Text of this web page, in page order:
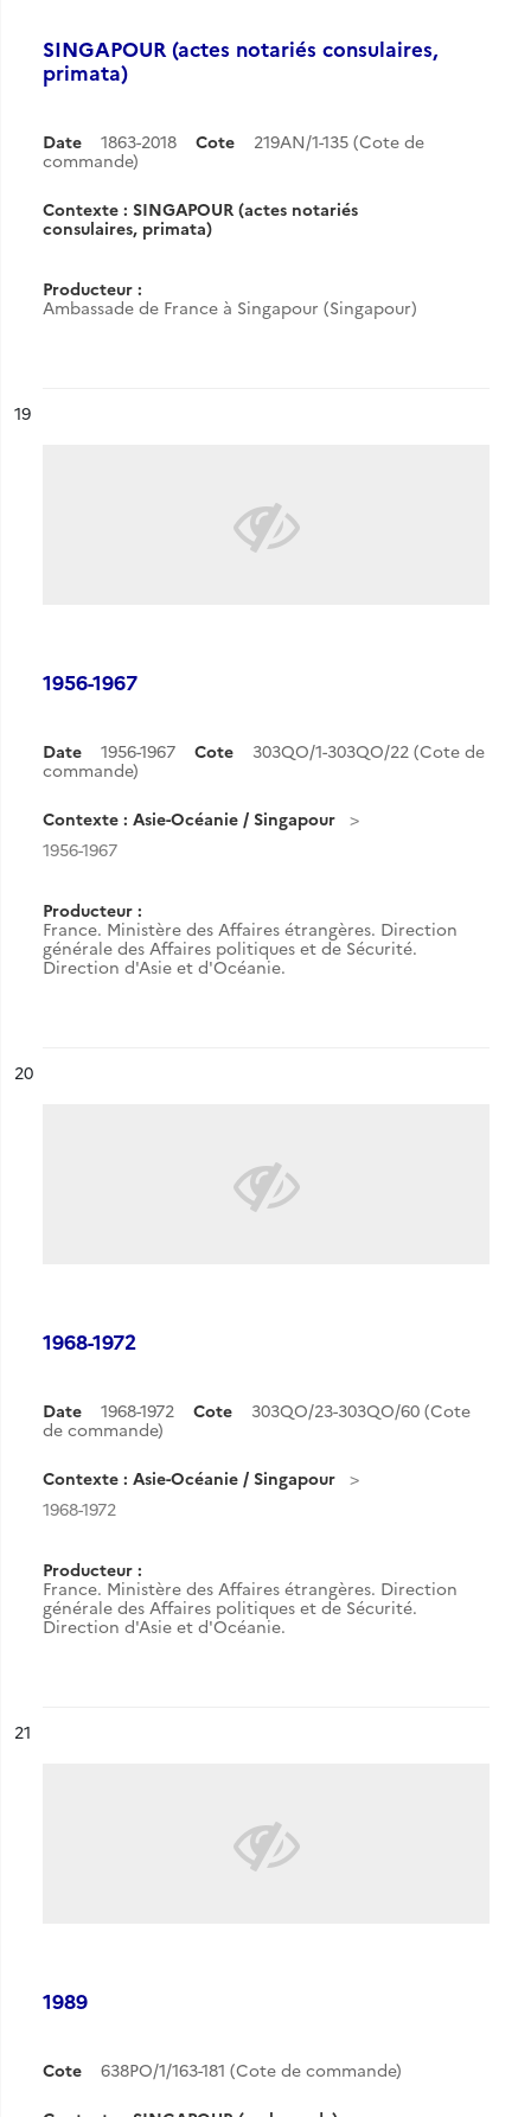
SINGAPOUR (actes notariés consulaires,
primata)
Date 1863-2018 Cote
219AN/1-135 (Cote de
commande)
Contexte : SINGAPOUR (actes notariés
consulaires, primata)
Producteur :
Ambassade de France à Singapour (Singapour)
n°
19
1956-1967
Date 1956-1967 Cote
303QO/1-303QO/22 (Cote de
commande)
Contexte : Asie-Océanie / Singapour
1956-1967
Producteur :
France. Ministère des Affaires étrangères. Direction
générale des Affaires politiques et de Sécurité.
Direction d'Asie et d'Océanie.
n°
20
1968-1972
Date 1968-1972 Cote
303QO/23-303QO/60 (Cote
de commande)
Contexte : Asie-Océanie / Singapour
1968-1972
Producteur :
France. Ministère des Affaires étrangères. Direction
générale des Affaires politiques et de Sécurité.
Direction d'Asie et d'Océanie.
n°
21
1989
Cote 638PO/1/163-181 (Cote de commande)